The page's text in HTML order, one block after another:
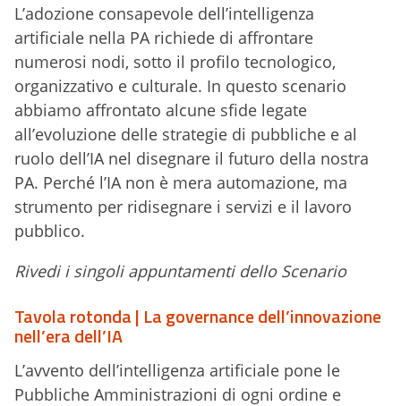
L’adozione consapevole dell’intelligenza
artificiale nella PA richiede di affrontare
numerosi nodi, sotto il profilo tecnologico,
organizzativo e culturale. In questo scenario
abbiamo affrontato alcune sfide legate
all’evoluzione delle strategie di pubbliche e al
ruolo dell’IA nel disegnare il futuro della nostra
PA. Perché l’IA non è mera automazione, ma
strumento per ridisegnare i servizi e il lavoro
pubblico.
Rivedi i singoli appuntamenti dello Scenario
Tavola rotonda | La governance dell’innovazione
nell’era dell’IA
L’avvento dell’intelligenza artificiale pone le
Pubbliche Amministrazioni di ogni ordine e